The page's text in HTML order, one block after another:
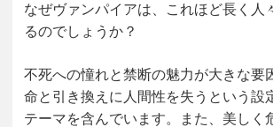
なぜヴァンパイアは、これほど長く人
るのでしょうか？
不死への憧れと禁断の魅力が大きな要
命と引き換えに人間性を失うという設
テーマを含んでいます。また、美しく